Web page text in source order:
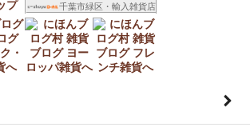
千葉市緑区・輸入雑貨店